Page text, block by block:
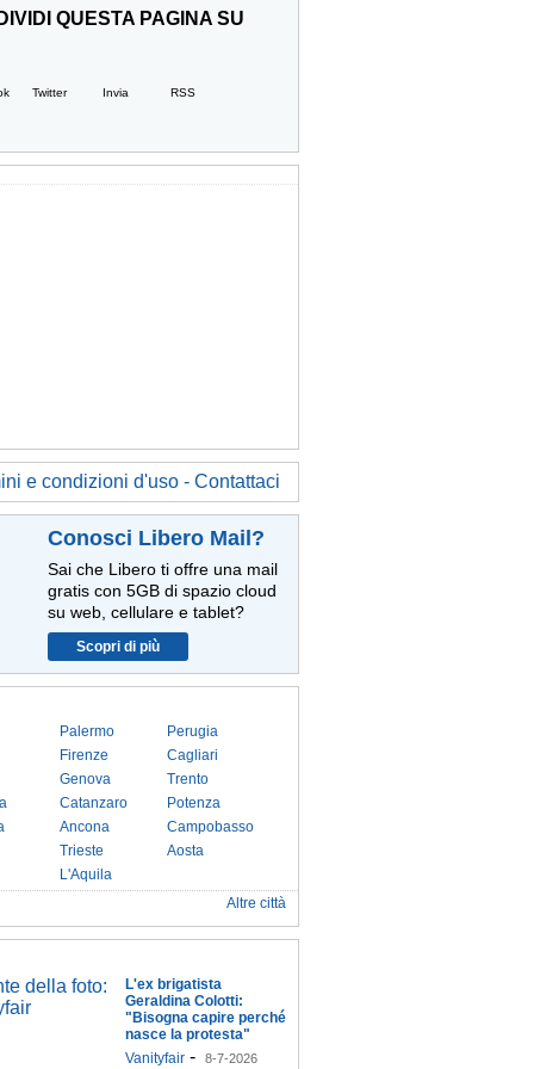
QUESTA PAGINA SU
Twitter Invia RSS
e condizioni d'uso - Contattaci
Conosci Libero Mail?
Sai che Libero ti offre una mail
gratis con 5GB di spazio cloud
su web, cellulare e tablet?
Scopri di più
Palermo
Firenze
Genova
Catanzaro
Ancona
Trieste
L'Aquila
Perugia
Cagliari
Trento
Potenza
Campobasso
Aosta
Altre città
L'ex brigatista
Geraldina Colotti:
"Bisogna capire perché
nasce la protesta"
Vanityfair - 8-7-2026